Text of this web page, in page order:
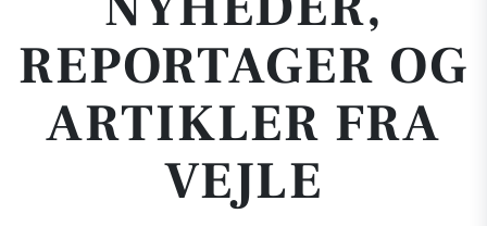
REPORTAGER OG
ARTIKLER FRA
VEJLE